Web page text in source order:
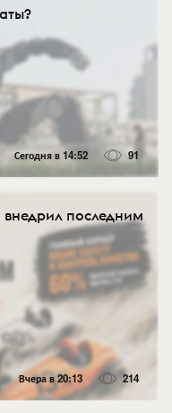
Сегодня в 14:52 91
последним
Вчера в 20:13 214